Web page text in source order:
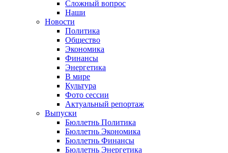
Сложный вопрос
Наши
Новости
Политика
Общество
Экономика
Финансы
Энергетика
В мире
Культура
Фото сессии
Актуальный репортаж
Выпуски
Бюллетнь Политика
Бюллетнь Экономика
Бюллетнь Финансы
Бюллетнь Энергетика